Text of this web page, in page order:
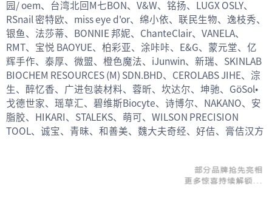
园/ oem、台湾北回M七BON、V&W、铭扬、LUGX OSLY、
RSnail 密特欧、miss eye d'or、绵小依、联民生物、逸枝秀、
银鱼、法莎蒂、BONNIE 邦妮、ChanteClair、VANELA、
RMT、宝悦 BAOYUE、柏彩亚、涂咔咔、E&G、蒙元堂、亿
辉手作、泰厚、微盟、橙色魔法、iJunwin、新瑞、SKINLAB
BIOCHEM RESOURCES (M) SDN.BHD、CEROLABS JIHE、淙
生、醉忆香、广进包装材料、蓉昕、坎达尔、坤驰、GöSol•
戈德世家、瑶草汇、碧维斯Biocyte、诗博尔、NAKANO、安
脂胶、HIKARI、STALEKS、萌可、WILSON PRECISION
TOOL、诚宝、青昧、和善美、魏大夫奇经、好佶、膏佶汉方